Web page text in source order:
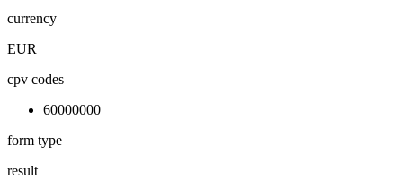
currency
EUR
cpv codes
60000000
form type
result